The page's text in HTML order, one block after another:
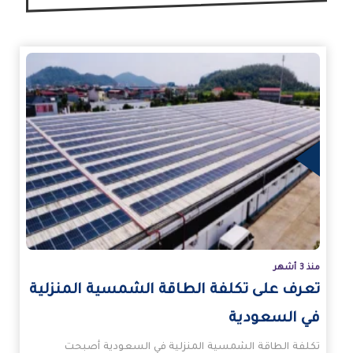
منذ 3 أشهر
تعرف على تكلفة الطاقة الشمسية المنزلية
في السعودية
تكلفة الطاقة الشمسية المنزلية في السعودية أصبحت